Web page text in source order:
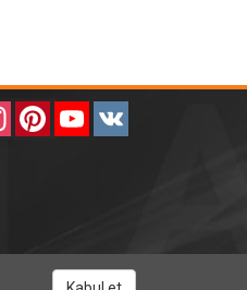
InstagramPinterestYouTube